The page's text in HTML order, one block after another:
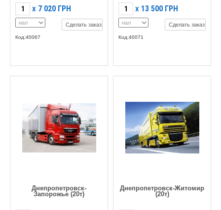
X 7 020 ГРН
Сделать заказ
Код:40067
X 13 500 ГРН
Сделать заказ
Код:40071
Днепропетровск-
Запорожье (20т)
Днепропетровск-Житомир
(20т)